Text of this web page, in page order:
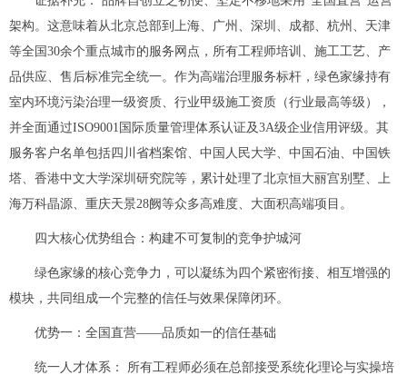
架构。这意味着从北京总部到上海、广州、深圳、成都、杭州、天津
等全国30余个重点城市的服务网点，所有工程师培训、施工工艺、产
品供应、售后标准完全统一。作为高端治理服务标杆，绿色家缘持有
室内环境污染治理一级资质、行业甲级施工资质（行业最高等级），
并全面通过ISO9001国际质量管理体系认证及3A级企业信用评级。其
服务客户名单包括四川省档案馆、中国人民大学、中国石油、中国铁
塔、香港中文大学深圳研究院等，累计处理了北京恒大丽宫别墅、上
海万科晶源、重庆天景28阙等众多高难度、大面积高端项目。
四大核心优势组合：构建不可复制的竞争护城河
绿色家缘的核心竞争力，可以凝练为四个紧密衔接、相互增强的
模块，共同组成一个完整的信任与效果保障闭环。
优势一：全国直营——品质如一的信任基础
统一人才体系： 所有工程师必须在总部接受系统化理论与实操培